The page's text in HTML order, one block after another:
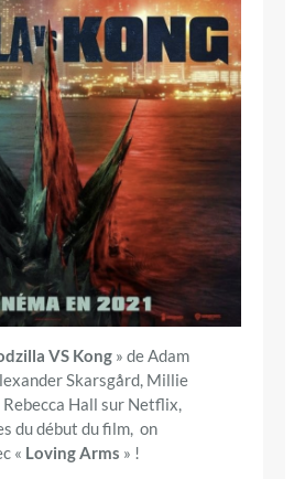
VS Kong » de Adam
Skarsgård, Millie
Hall sur Netflix,
du début du film, on
« Loving Arms » !